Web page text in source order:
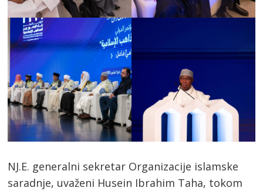
saradnje, uvaženi Husein Ibrahim Taha, tokom